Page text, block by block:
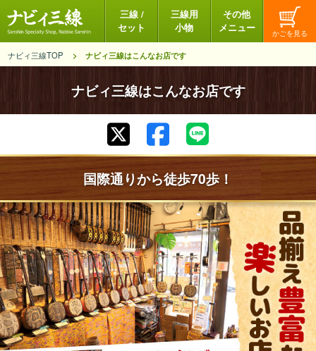
三線 /
セット
三線用
小物
その他
メニュー
ナビィ三線TOP ナビィ三線はこんなお店です
ナビィ三線はこんなお店です
国際通りから徒歩70歩！